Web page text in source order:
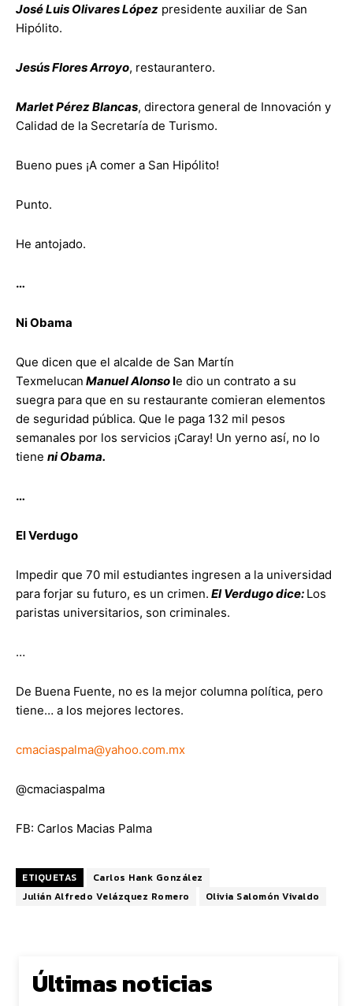
José Luis Olivares López presidente auxiliar de San
Hipólito.
Jesús Flores Arroyo, restaurantero.
Marlet Pérez Blancas, directora general de Innovación y
Calidad de la Secretaría de Turismo.
Bueno pues ¡A comer a San Hipólito!
Punto.
He antojado.
…
Ni Obama
Que dicen que el alcalde de San Martín
Texmelucan Manuel Alonsole dio un contrato a su
suegra para que en su restaurante comieran elementos
de seguridad pública. Que le paga 132 mil pesos
semanales por los servicios ¡Caray! Un yerno así, no lo
tiene ni Obama.
…
El Verdugo
Impedir que 70 mil estudiantes ingresen a la universidad
para forjar su futuro, es un crimen. El Verdugo dice: Los
paristas universitarios, son criminales.
…
De Buena Fuente, no es la mejor columna política, pero
tiene… a los mejores lectores.
cmaciaspalma@yahoo.com.mx
@cmaciaspalma
FB: Carlos Macias Palma
ETIQUETAS
Carlos Hank González
Julián Alfredo Velázquez Romero
Olivia Salomón Vivaldo
Últimas noticias